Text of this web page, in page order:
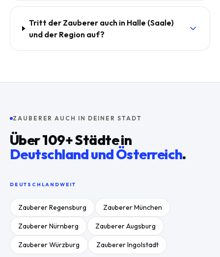
Tritt der Zauberer auch in Halle (Saale)
und der Region auf?
ZAUBERER AUCH IN DEINER STADT
Über109+ Städte in
Deutschland und Österreich.
DEUTSCHLANDWEIT
ZaubererRegensburg ZaubererMünchen
ZaubererNürnberg ZaubererAugsburg
ZaubererWürzburg ZaubererIngolstadt